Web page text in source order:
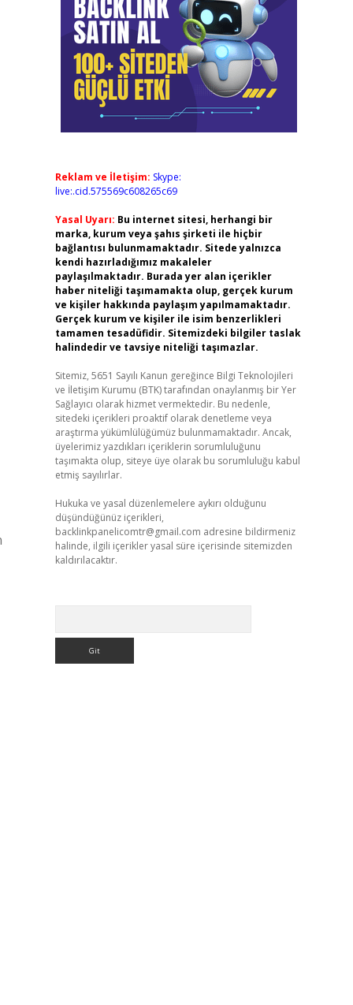
Reklam ve İletişim: Skype:
live:.cid.575569c608265c69
Yasal Uyarı: Bu internet sitesi, herhangi bir
marka, kurum veya şahıs şirketi ile hiçbir
bağlantısı bulunmamaktadır. Sitede yalnızca
kendi hazırladığımız makaleler
paylaşılmaktadır. Burada yer alan içerikler
haber niteliği taşımamakta olup, gerçek kurum
ve kişiler hakkında paylaşım yapılmamaktadır.
Gerçek kurum ve kişiler ile isim benzerlikleri
tamamen tesadüfidir. Sitemizdeki bilgiler taslak
halindedir ve tavsiye niteliği taşımazlar.
Sitemiz, 5651 Sayılı Kanun gereğince Bilgi Teknolojileri
ve İletişim Kurumu (BTK) tarafından onaylanmış bir Yer
Sağlayıcı olarak hizmet vermektedir. Bu nedenle,
sitedeki içerikleri proaktif olarak denetleme veya
araştırma yükümlülüğümüz bulunmamaktadır. Ancak,
üyelerimiz yazdıkları içeriklerin sorumluluğunu
taşımakta olup, siteye üye olarak bu sorumluluğu kabul
etmiş sayılırlar.
Hukuka ve yasal düzenlemelere aykırı olduğunu
düşündüğünüz içerikleri,
backlinkpanelicomtr@gmail.com adresine bildirmeniz
halinde, ilgili içerikler yasal süre içerisinde sitemizden
kaldırılacaktır.